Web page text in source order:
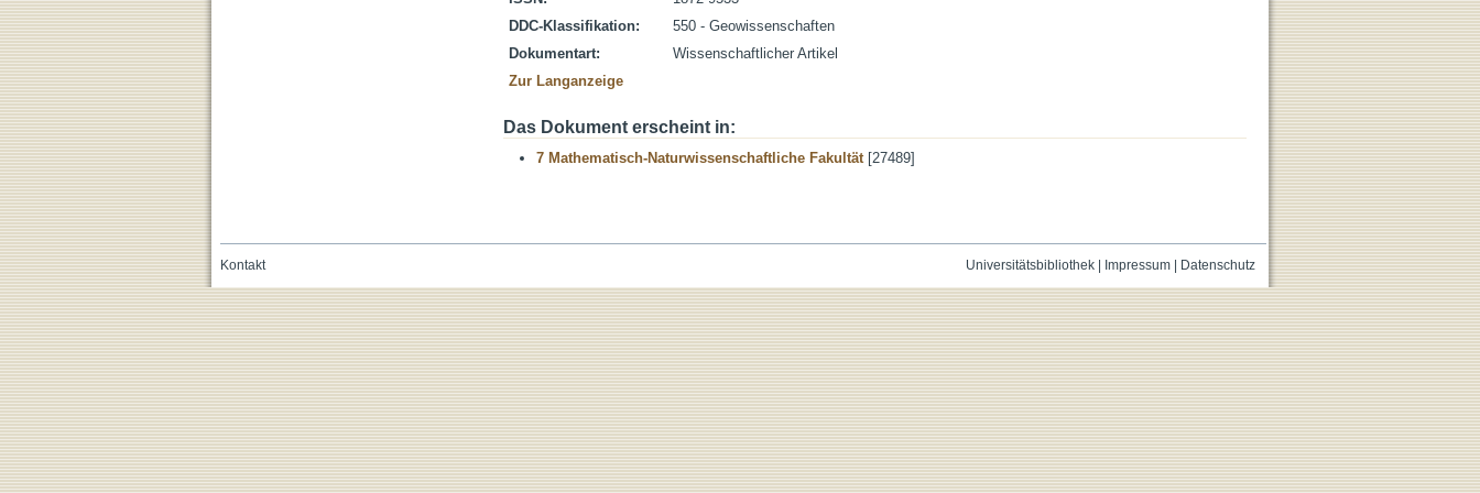
DDC-Klassifikation:
550 - Geowissenschaften
Dokumentart:
Wissenschaftlicher Artikel
Zur Langanzeige
Das Dokument erscheint in:
7 Mathematisch-Naturwissenschaftliche Fakultät[27489]
Universitätsbibliothek| Impressum| Datenschutz
Kontakt